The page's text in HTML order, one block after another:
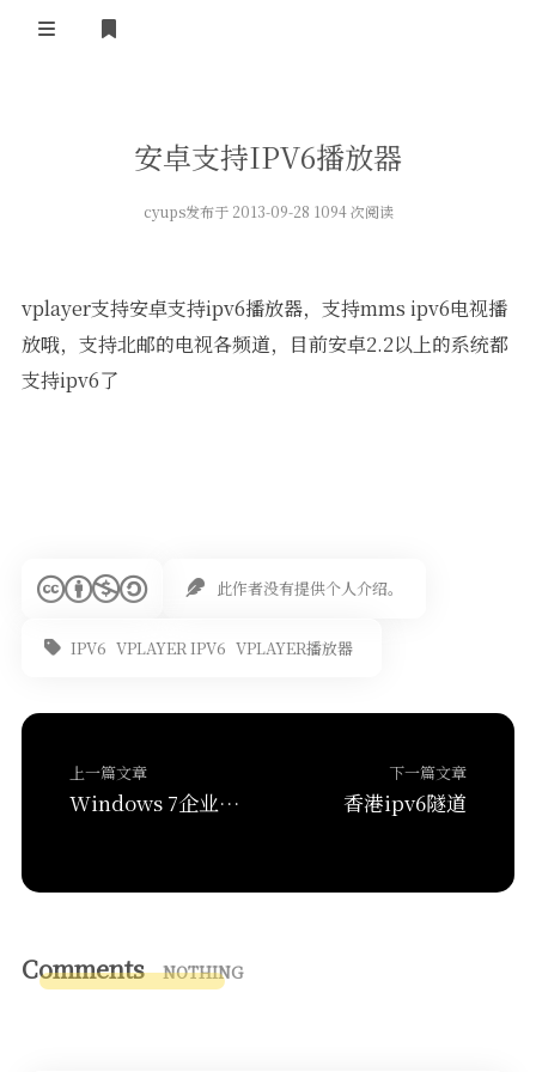
小镇广播
湘南
酷软推荐
电脑技术
ipv6技术
ipv6资源
岁月留声
社会随笔
安卓支持IPV6播放器
cyups发布于 2013-09-28 1094 次阅读
vplayer支持安卓支持ipv6播放器，支持mms ipv6电视播
放哦，支持北邮的电视各频道，目前安卓2.2以上的系统都
支持ipv6了
此作者没有提供个人介绍。
IPV6 VPLAYER IPV6 VPLAYER播放器
上一篇文章
Windows 7企业版、专业版KMS激活方法
下一篇文章
香港ipv6隧道
Comments NOTHING